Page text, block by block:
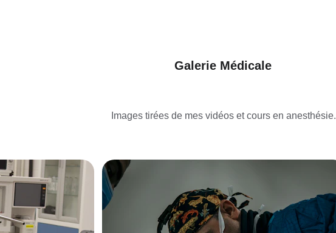
Galerie Médicale
Images tirées de mes vidéos et cours en anesthésie.